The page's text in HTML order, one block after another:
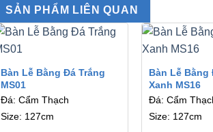
SẢN PHẨM LIÊN QUAN
Bàn Lễ Bằng Đá Trắng
MS01
Đá: Cẩm Thạch
Size: 127cm
Bàn Lễ Bằng
Xanh MS16
Đá: Cẩm
Size: 127cm